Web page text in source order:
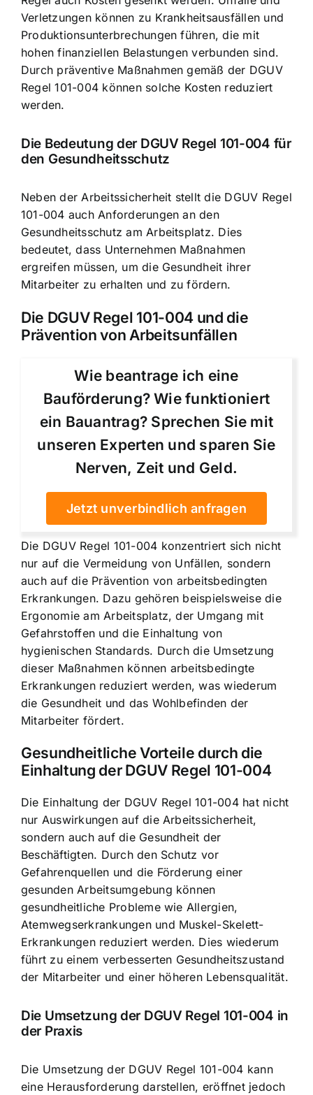
Verletzungen können zu Krankheitsausfällen und
Produktionsunterbrechungen führen, die mit
hohen finanziellen Belastungen verbunden sind.
Durch präventive Maßnahmen gemäß der DGUV
Regel 101-004 können solche Kosten reduziert
werden.
Die Bedeutung der DGUV Regel 101-004 für
den Gesundheitsschutz
Neben der Arbeitssicherheit stellt die DGUV Regel
101-004 auch Anforderungen an den
Gesundheitsschutz am Arbeitsplatz. Dies
bedeutet, dass Unternehmen Maßnahmen
ergreifen müssen, um die Gesundheit ihrer
Mitarbeiter zu erhalten und zu fördern.
Die DGUV Regel 101-004 und die
Prävention von Arbeitsunfällen
Wie beantrage ich eine
Bauförderung? Wie funktioniert
ein Bauantrag? Sprechen Sie mit
unseren Experten und sparen Sie
Nerven, Zeit und Geld.
Jetzt unverbindlich anfragen
Die DGUV Regel 101-004 konzentriert sich nicht
nur auf die Vermeidung von Unfällen, sondern
auch auf die Prävention von arbeitsbedingten
Erkrankungen. Dazu gehören beispielsweise die
Ergonomie am Arbeitsplatz, der Umgang mit
Gefahrstoffen und die Einhaltung von
hygienischen Standards. Durch die Umsetzung
dieser Maßnahmen können arbeitsbedingte
Erkrankungen reduziert werden, was wiederum
die Gesundheit und das Wohlbefinden der
Mitarbeiter fördert.
Gesundheitliche Vorteile durch die
Einhaltung der DGUV Regel 101-004
Die Einhaltung der DGUV Regel 101-004 hat nicht
nur Auswirkungen auf die Arbeitssicherheit,
sondern auch auf die Gesundheit der
Beschäftigten. Durch den Schutz vor
Gefahrenquellen und die Förderung einer
gesunden Arbeitsumgebung können
gesundheitliche Probleme wie Allergien,
Atemwegserkrankungen und Muskel-Skelett-
Erkrankungen reduziert werden. Dies wiederum
führt zu einem verbesserten Gesundheitszustand
der Mitarbeiter und einer höheren Lebensqualität.
Die Umsetzung der DGUV Regel 101-004 in
der Praxis
Die Umsetzung der DGUV Regel 101-004 kann
eine Herausforderung darstellen, eröffnet jedoch